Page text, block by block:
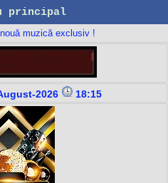
principal
muzică exclusiv !
2026 18:15